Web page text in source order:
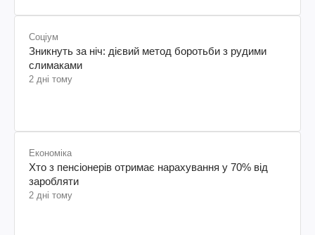
Соціум
Зникнуть за ніч: дієвий метод боротьби з рудими
слимаками
2 дні тому
Економіка
Хто з пенсіонерів отримає нарахування у 70% від
заробляти
2 дні тому